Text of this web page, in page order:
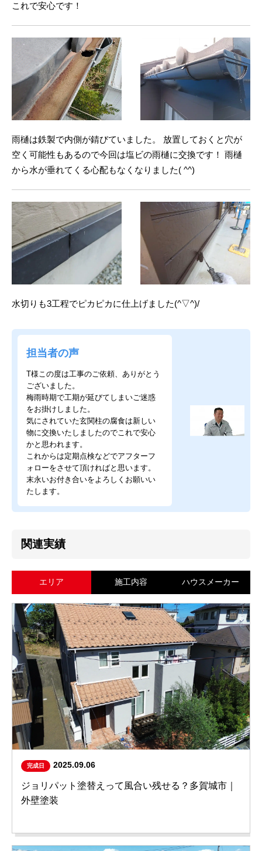
これで安心です！
雨樋は鉄製で内側が錆びていました。 放置しておくと穴が
空く可能性もあるので今回は塩ビの雨樋に交換です！ 雨樋
から水が垂れてくる心配もなくなりました( ^^)
水切りも3工程でピカピカに仕上げました(^▽^)/
担当者の声
T様この度は工事のご依頼、ありがとう
ございました。
梅雨時期で工期が延びてしまいご迷惑
をお掛けしました。
気にされていた玄関柱の腐食は新しい
物に交換いたしましたのでこれで安心
かと思われます。
これからは定期点検などでアフターフ
ォローをさせて頂ければと思います。
末永いお付き合いをよろしくお願いい
たします。
関連実績
エリア 施工内容 ハウスメーカー
完成日 2025.09.06
ジョリパット塗替えって風合い残せる？多賀城市｜
外壁塗装